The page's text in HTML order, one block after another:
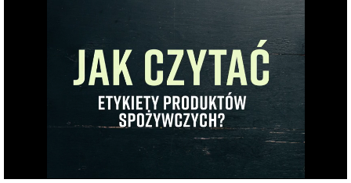
Pozostałe (90%)